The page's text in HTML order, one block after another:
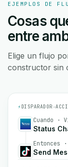
EJEMPLOS DE
Cosas
entre
Elige un flujo
constructor sin
⚡ DISPARADOR→
Cuando ·
Status
Entonces
Send